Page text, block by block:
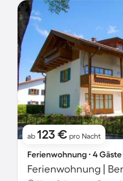
ab 123 € pro Nacht
Ferienwohnung ∙ 4
Ferienwohnung |